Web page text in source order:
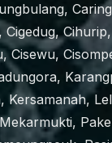
Cigedug,
Cisewu,
Kersamanah,